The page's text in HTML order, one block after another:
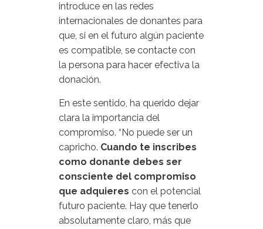
introduce en las redes
internacionales de donantes para
que, si en el futuro algún paciente
es compatible, se contacte con
la persona para hacer efectiva la
donación.
En este sentido, ha querido dejar
clara la importancia del
compromiso. “No puede ser un
capricho. Cuando te inscribes
como donante debes ser
consciente del compromiso
que adquieres con el potencial
futuro paciente. Hay que tenerlo
absolutamente claro, más que